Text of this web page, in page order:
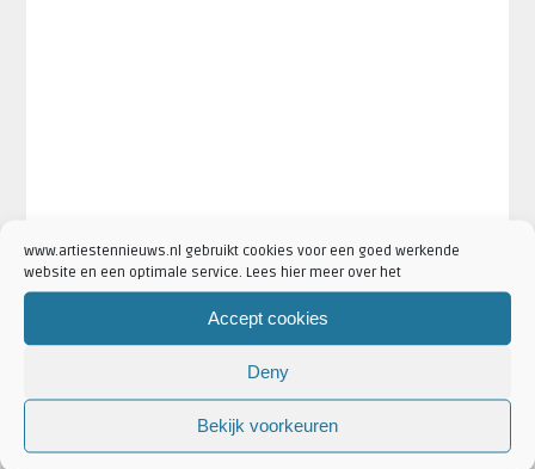
www.artiestennieuws.nl gebruikt cookies voor een goed werkende
website en een optimale service. Lees hier meer over het
Accept cookies
Deny
Bekijk voorkeuren